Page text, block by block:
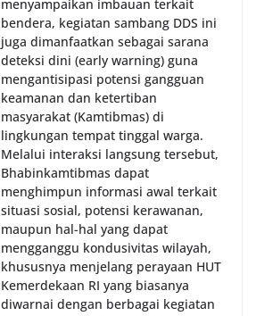
menyampaikan imbauan terkait
bendera, kegiatan sambang DDS ini
juga dimanfaatkan sebagai sarana
deteksi dini (early warning) guna
mengantisipasi potensi gangguan
keamanan dan ketertiban
masyarakat (Kamtibmas) di
lingkungan tempat tinggal warga.
Melalui interaksi langsung tersebut,
Bhabinkamtibmas dapat
menghimpun informasi awal terkait
situasi sosial, potensi kerawanan,
maupun hal-hal yang dapat
mengganggu kondusivitas wilayah,
khususnya menjelang perayaan HUT
Kemerdekaan RI yang biasanya
diwarnai dengan berbagai kegiatan